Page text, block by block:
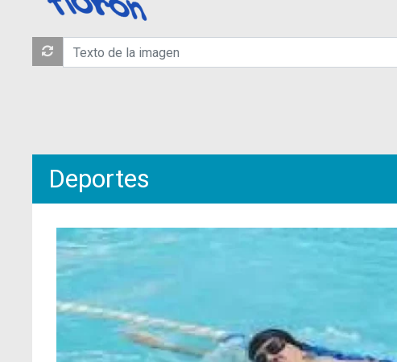
Deportes